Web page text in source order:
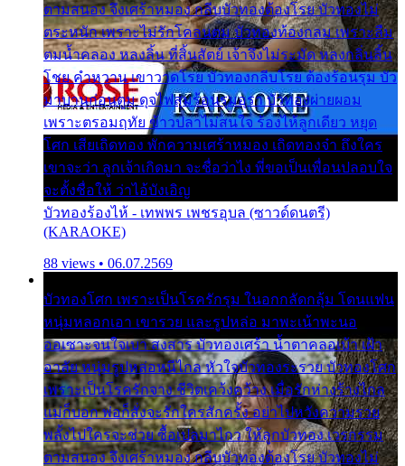
ตามสนอง จึงเศร้าหมอง กลีบบัวทองต้องโรย บัวทองไม่
ตระหนัก เพราะไม่รักโคลนตม บัวทองท้องกลม เพราะลืม
ตมน้ำคลอง หลงลิ้น ที่สิ้นสัตย์ เจ้าจึงไม่ระมัด หลงกลิ่นลิ้น
โชย คำหวาน เขาวาดโรย บัวทองกลีบโรย ต้องร้อนรุม บัว
มาบานก่อนตูม ดุจไฟสุมร้อนรุมอุรา บัวทองผ่ายผอม
เพราะตรอมฤทัย ข้าวปลาไม่สนใจ ร้องไห้ลูกเดียว หยุด
โศก เสียเถิดทอง พักความเศร้าหมอง เถิดทองจ๋า ถึงใคร
เขาจะว่า ลูกเจ้าเกิดมา จะชื่อว่าไง พี่ขอเป็นเพื่อนปลอบใจ
จะตั้งชื่อให้ ว่าไอ้บังเอิญ
บัวทองร้องไห้ - เทพพร เพชรอุบล (ซาวด์ดนตรี)
(KARAOKE)
88 views • 06.07.2569
บัวทองโศก เพราะเป็นโรครักรุม ในอกกลัดกลุ้ม โดนแฟน
หนุ่มหลอกเอา เขารวย และรูปหล่อ มาพะเน้าพะนอ
ออเซาะจนใจเบา สงสาร บัวทองเศร้า น้ำตาคลอเบ้า เฝ้า
อาลัย หนุ่มรูปหล่อหนีไกล หัวใจบัวทองระรวย บัวทองโศก
เพราะเป็นโรครักจาง ชีวิตเคว้งคว้าง เมื่อรักห่างร้างไกล
แม่ก็บอก พ่อก็สั่งจะรักใครสักครั้ง อย่าไปหวังความรวย
พลั้งไปใครจะช่วย ซื้อเปลมาไกว ให้ลูกบัวทอง เวรกรรม
ตามสนอง จึงเศร้าหมอง กลีบบัวทองต้องโรย บัวทองไม่